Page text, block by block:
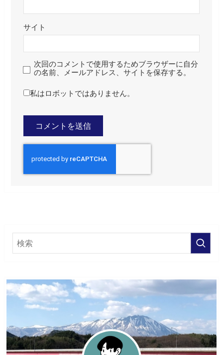
サイト
次回のコメントで使用するためブラウザーに自分
の名前、メールアドレス、サイトを保存する。
私はロボットではありません。